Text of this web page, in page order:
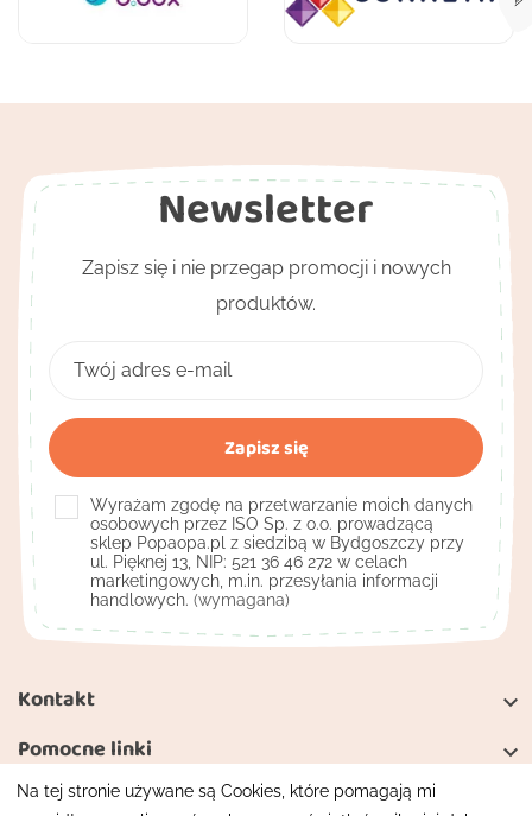
Kontakt 
Pomocne linki 
Moje konto
Newsletter
Zapisz się i nie przegap promocji i nowych
produktów.
Wyrażam zgodę na przetwarzanie moich danych
osobowych przez ISO Sp. z o.o. prowadzącą
sklep Popaopa.pl z siedzibą w Bydgoszczy przy
ul. Pięknej 13, NIP: 521 36 46 272 w celach
marketingowych, m.in. przesyłania informacji
handlowych. (wymagana)
Na tej stronie używane są Cookies, które pomagają mi